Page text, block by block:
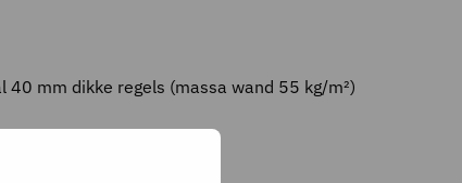
mm dikke regels (massa wand 55 kg/m²)